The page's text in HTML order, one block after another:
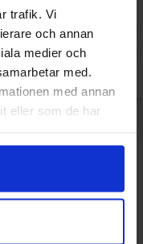
trafik. Vi
och annan
medier och
med.
med annan
eller som de har
lide